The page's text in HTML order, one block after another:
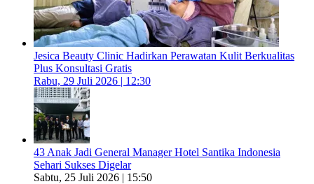
Jesica Beauty Clinic Hadirkan Perawatan Kulit Berkualitas
Plus Konsultasi Gratis
Rabu, 29 Juli 2026 | 12:30
43 Anak Jadi General Manager Hotel Santika Indonesia
Sehari Sukses Digelar
Sabtu, 25 Juli 2026 | 15:50